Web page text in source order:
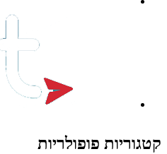
קטגוריות פופולריות